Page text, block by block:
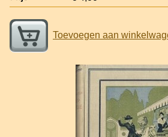
Toevoegen aan